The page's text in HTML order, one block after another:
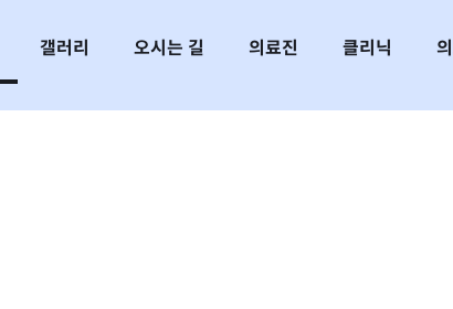
갤러리 오시는 길 의료진 클리닉